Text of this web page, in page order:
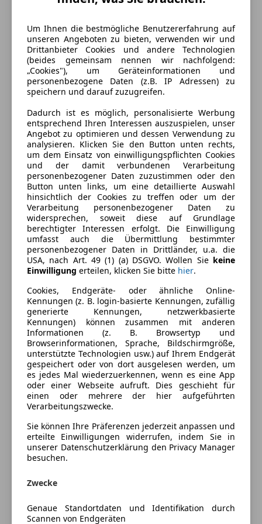
Zylinder
4
Energieverbrauch
Kraftstoffverbrauch
0,00l/100 km (komb.)
Ausstattung
Komfort
Klimaanlage
Extras
Sportsitze
Mehr anzeigen
Fahrzeugbeschreibung
Mazda MX-5 NA – Klassiker mit Fahrspaß-Garantie ☀️
Zum Verkauf steht mein gepflegter Mazda MX-5 NA
Fahrspaß!
Der MX-5 überzeugt mit seinem leichten Gewicht,
Um Ihnen die bestmögliche Benutzererfahrung auf
unseren Angeboten zu bieten, verwenden wir und
Drittanbieter Cookies und andere Technologien
(beides gemeinsam nennen wir nachfolgend:
„Cookies"), um Geräteinformationen und
personenbezogene Daten (z.B. IP Adressen) zu
speichern und darauf zuzugreifen.
Dadurch ist es möglich, personalisierte Werbung
entsprechend Ihren Interessen auszuspielen, unser
Angebot zu optimieren und dessen Verwendung zu
analysieren. Klicken Sie den Button unten rechts,
um dem Einsatz von einwilligungspflichten Cookies
und der damit verbundenen Verarbeitung
personenbezogener Daten zuzustimmen oder den
Button unten links, um eine detaillierte Auswahl
hinsichtlich der Cookies zu treffen oder um der
Verarbeitung personenbezogener Daten zu
widersprechen, soweit diese auf Grundlage
berechtigter Interessen erfolgt. Die Einwilligung
umfasst auch die Übermittlung bestimmter
personenbezogener Daten in Drittländer, u.a. die
USA, nach Art. 49 (1) (a) DSGVO. Wollen Sie keine
Einwilligung erteilen, klicken Sie bitte hier.
Cookies, Endgeräte- oder ähnliche Online-
Kennungen (z. B. login-basierte Kennungen, zufällig
generierte Kennungen, netzwerkbasierte
Kennungen) können zusammen mit anderen
Informationen (z. B. Browsertyp und
Browserinformationen, Sprache, Bildschirmgröße,
unterstützte Technologien usw.) auf Ihrem Endgerät
gespeichert oder von dort ausgelesen werden, um
es jedes Mal wiederzuerkennen, wenn es eine App
oder einer Webseite aufruft. Dies geschieht für
einen oder mehrere der hier aufgeführten
Verarbeitungszwecke.
Sie können Ihre Präferenzen jederzeit anpassen und
erteilte Einwilligungen widerrufen, indem Sie in
unserer Datenschutzerklärung den Privacy Manager
besuchen.
Zwecke
Genaue Standortdaten und Identifikation durch
Scannen von Endgeräten